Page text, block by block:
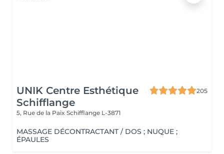
UNIK Centre Esthétique
Schifflange
205
5, Rue de la Paix Schifflange L-3871
MASSAGE DÉCONTRACTANT / DOS ; NUQUE ;
ÉPAULES